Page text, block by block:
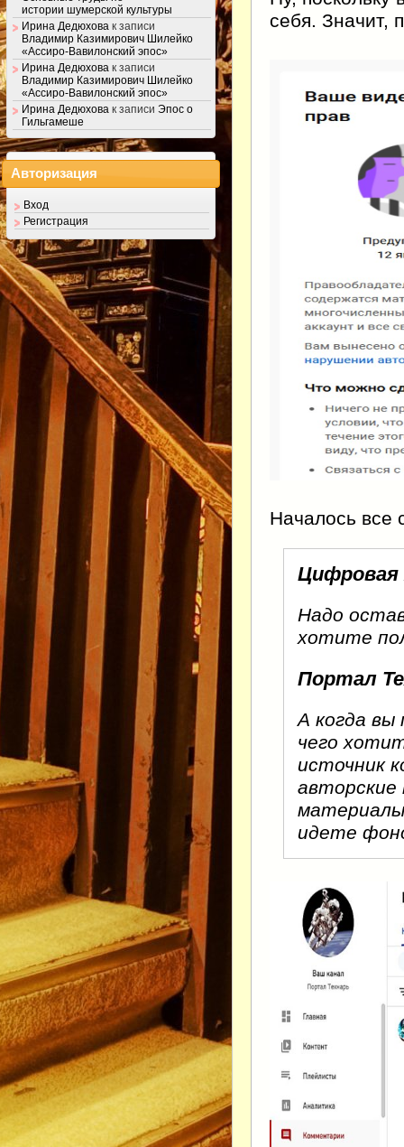
себя. Значит,
Началось все
Цифровая
Надо
хотите
Портал
А когда вы
чего
источник
авторские
идете
истории шумерской культуры
Ирина Дедюхова к записи
Владимир Казимирович Шилейко
«Ассиро-Вавилонский эпос»
Ирина Дедюхова к записи
Владимир Казимирович Шилейко
«Ассиро-Вавилонский эпос»
Ирина Дедюхова к записи Эпос о
Гильгамеше
Авторизация
Вход
Регистрация